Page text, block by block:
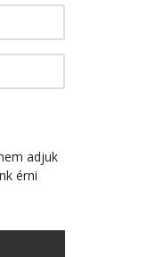
adjuk
érni